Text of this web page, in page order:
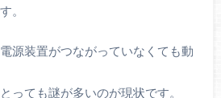
。
源装置がつながっていなくても動
っても謎が多いのが現状です。